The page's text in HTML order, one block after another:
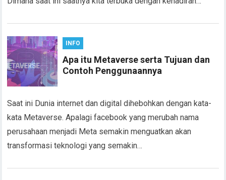
INFO
Apa itu Metaverse serta Tujuan dan
Contoh Penggunaannya
Saat ini Dunia internet dan digital dihebohkan dengan kata-
kata Metaverse. Apalagi facebook yang merubah nama
perusahaan menjadi Meta semakin menguatkan akan
transformasi teknologi yang semakin…